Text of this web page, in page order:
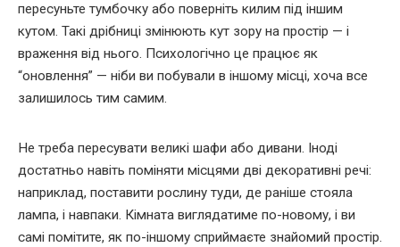
пересуньте тумбочку або поверніть килим під іншим
кутом. Такі дрібниці змінюють кут зору на простір — і
враження від нього. Психологічно це працює як
“оновлення” — ніби ви побували в іншому місці, хоча все
залишилось тим самим.
Не треба пересувати великі шафи або дивани. Іноді
достатньо навіть поміняти місцями дві декоративні речі:
наприклад, поставити рослину туди, де раніше стояла
лампа, і навпаки. Кімната виглядатиме по-новому, і ви
самі помітите, як по-іншому сприймаєте знайомий простір.